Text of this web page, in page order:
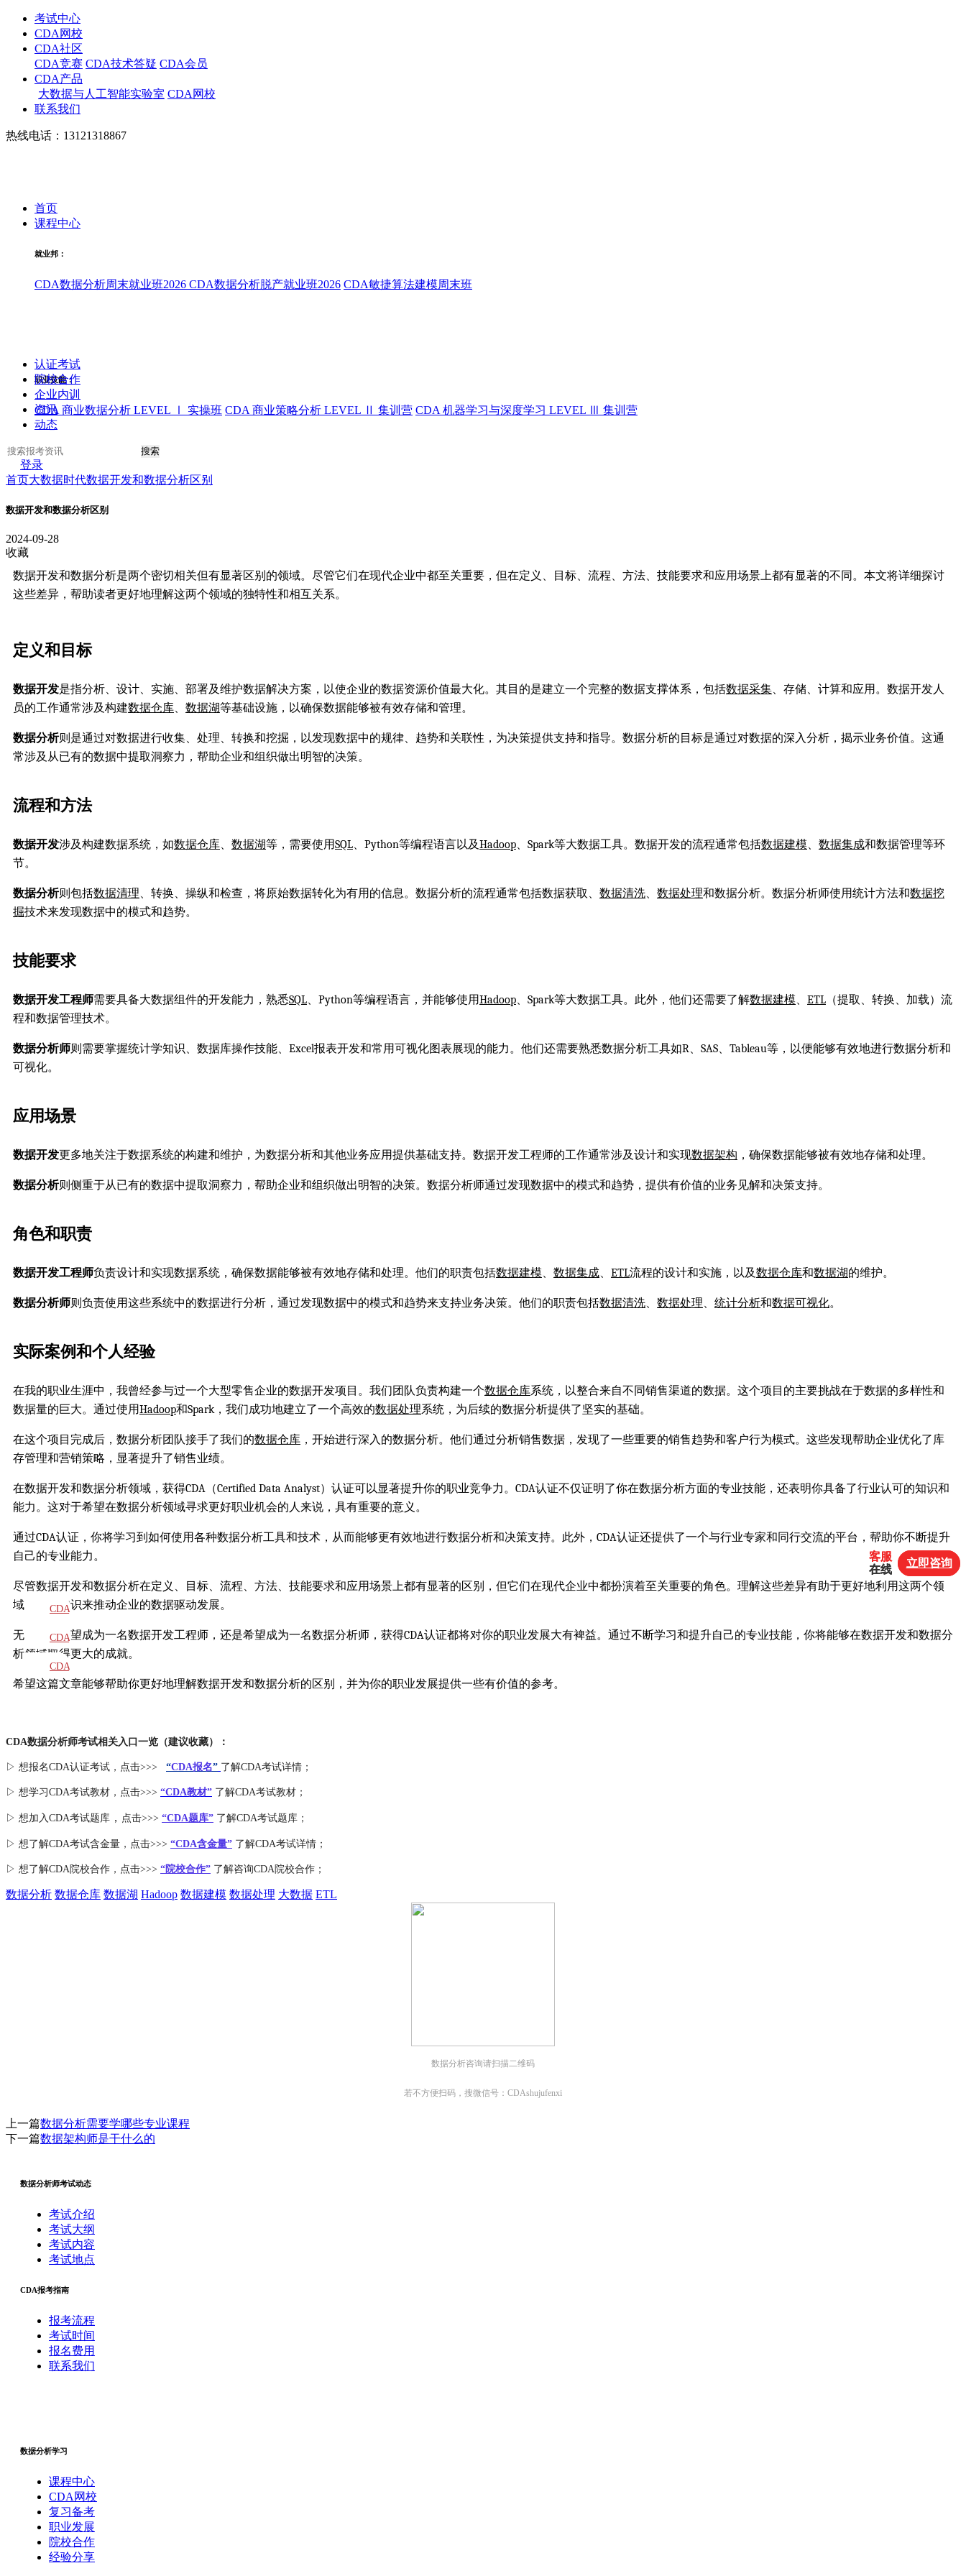
考试中心
CDA网校
CDA社区
CDA竞赛 CDA技术答疑 CDA会员
CDA产品
大数据与人工智能实验室 CDA网校
联系我们
热线电话：13121318867
首页
课程中心
就业邦：
CDA数据分析周末就业班2026 CDA数据分析脱产就业班2026 CDA敏捷算法建模周末班
职业技能：
CDA 商业数据分析 LEVEL Ⅰ 实操班 CDA 商业策略分析 LEVEL Ⅱ 集训营 CDA 机器学习与深度学习 LEVEL Ⅲ 集训营
认证考试
院校合作
企业内训
资讯
动态
搜索
登录
首页大数据时代数据开发和数据分析区别
数据开发和数据分析区别
2024-09-28
收藏
数据开发和数据分析是两个密切相关但有显著区别的领域。尽管它们在现代企业中都至关重要，但在定义、目标、流程、方法、技能要求和应用场景上都有显著的不同。本文将详细探讨
这些差异，帮助读者更好地理解这两个领域的独特性和相互关系。
定义和目标
数据开发是指分析、设计、实施、部署及维护数据解决方案，以使企业的数据资源价值最大化。其目的是建立一个完整的数据支撑体系，包括数据采集、存储、计算和应用。数据开发人
员的工作通常涉及构建数据仓库、 数据湖等基础设施，以确保数据能够被有效存储和管理。
数据分析则是通过对数据进行收集、处理、转换和挖掘，以发现数据中的规律、趋势和关联性，为决策提供支持和指导。数据分析的目标是通过对数据的深入分析，揭示业务价值。这通
常涉及从已有的数据中提取洞察力，帮助企业和组织做出明智的决策。
流程和方法
数据开发涉及构建数据系统，如数据仓库、 数据湖等，需要使用SQL、Python等编程语言以及Hadoop、Spark等大数据工具。数据开发的流程通常包括数据建模、 数据集成和数据管理等环
节。
数据分析则包括数据清理、转换、操纵和检查，将原始数据转化为有用的信息。数据分析的流程通常包括数据获取、 数据清洗、 数据处理和数据分析。数据分析师使用统计方法和数据挖
掘技术来发现数据中的模式和趋势。
技能要求
数据开发工程师需要具备大数据组件的开发能力，熟悉SQL、Python等编程语言，并能够使用Hadoop、Spark等大数据工具。此外，他们还需要了解数据建模、 ETL （提取、转换、加载）流
程和数据管理技术。
数据分析师则需要掌握统计学知识、数据库操作技能、Excel报表开发和常用可视化图表展现的能力。他们还需要熟悉数据分析工具如R、SAS、Tableau等，以便能够有效地进行数据分析和
可视化。
应用场景
数据开发更多地关注于数据系统的构建和维护，为数据分析和其他业务应用提供基础支持。数据开发工程师的工作通常涉及设计和实现数据架构 ，确保数据能够被有效地存储和处理。
数据分析则侧重于从已有的数据中提取洞察力，帮助企业和组织做出明智的决策。数据分析师通过发现数据中的模式和趋势，提供有价值的业务见解和决策支持。
角色和职责
数据开发工程师负责设计和实现数据系统，确保数据能够被有效地存储和处理。他们的职责包括数据建模、 数据集成、 ETL流程的设计和实施，以及数据仓库和数据湖的维护。
数据分析师则负责使用这些系统中的数据进行分析，通过发现数据中的模式和趋势来支持业务决策。他们的职责包括数据清洗、 数据处理、 统计分析和数据可视化。
实际案例和个人经验
在我的职业生涯中，我曾经参与过一个大型零售企业的数据开发项目。我们团队负责构建一个数据仓库系统，以整合来自不同销售渠道的数据。这个项目的主要挑战在于数据的多样性和
数据量的巨大。通过使用Hadoop和Spark，我们成功地建立了一个高效的数据处理系统，为后续的数据分析提供了坚实的基础。
在这个项目完成后，数据分析团队接手了我们的数据仓库 ，开始进行深入的数据分析。他们通过分析销售数据，发现了一些重要的销售趋势和客户行为模式。这些发现帮助企业优化了库
存管理和营销策略，显著提升了销售业绩。
在数据开发和数据分析领域，获得CDA（Certified Data Analyst）认证可以显著提升你的职业竞争力。CDA认证不仅证明了你在数据分析方面的专业技能，还表明你具备了行业认可的知识和
能力。这对于希望在数据分析领域寻求更好职业机会的人来说，具有重要的意义。
通过CDA认证，你将学习到如何使用各种数据分析工具和技术，从而能够更有效地进行数据分析和决策支持。此外，CDA认证还提供了一个与行业专家和同行交流的平台，帮助你不断提升
自己的专业能力。
尽管数据开发和数据分析在定义、目标、流程、方法、技能要求和应用场景上都有显著的区别，但它们在现代企业中都扮演着至关重要的角色。理解这些差异有助于更好地利用这两个领
域的专业知识来推动企业的数据驱动发展。
无论你是希望成为一名数据开发工程师，还是希望成为一名数据分析师，获得CDA认证都将对你的职业发展大有裨益。通过不断学习和提升自己的专业技能，你将能够在数据开发和数据分
析领域取得更大的成就。
希望这篇文章能够帮助你更好地理解数据开发和数据分析的区别，并为你的职业发展提供一些有价值的参考。
CDA数据分析师考试相关入口一览（建议收藏）：
▷ 想报名CDA认证考试，点击>>> “CDA报名” 了解CDA考试详情；
▷ 想学习CDA考试教材，点击>>> “CDA教材” 了解CDA考试教材；
▷ 想加入CDA考试题库 ， 点击>>> “CDA题库” 了解CDA考试题库；
▷ 想了解CDA考试含金量 ，点击>>> “CDA含金量” 了解CDA考试详情；
▷ 想了解CDA院校合作 ，点击>>> “院校合作” 了解咨询CDA院校合作；
数据分析 数据仓库 数据湖 Hadoop 数据建模 数据处理 大数据 ETL
数据分析咨询请扫描二维码
若不方便扫码，搜微信号：CDAshujufenxi
上一篇数据分析需要学哪些专业课程
下一篇数据架构师是干什么的
数据分析师考试动态
考试介绍
考试大纲
考试内容
考试地点
CDA报考指南
报考流程
考试时间
报名费用
联系我们
数据分析学习
课程中心
CDA网校
复习备考
职业发展
院校合作
经验分享
CDA
教材
CDA
题库
CDA
大纲
客服
在线
立即咨询
客服
在线
立即咨询